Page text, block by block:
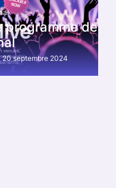
programme de
20 septembre 2024